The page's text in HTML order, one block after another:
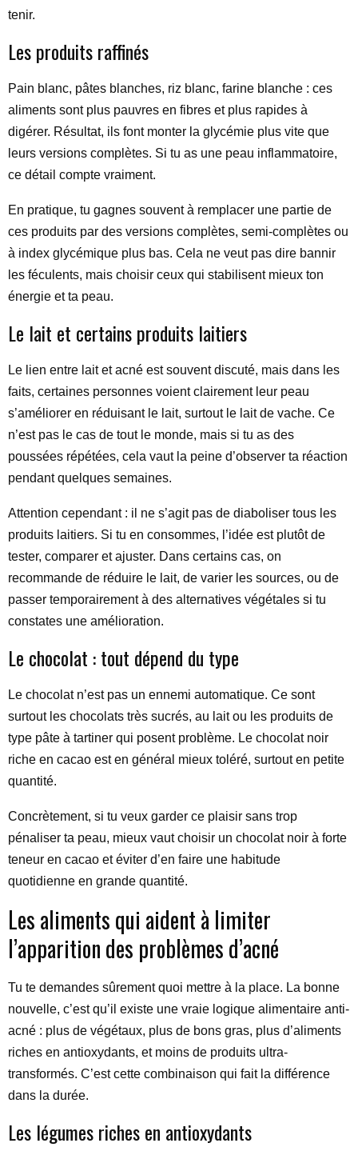
tenir.
Les produits raffinés
Pain blanc, pâtes blanches, riz blanc, farine blanche : ces
aliments sont plus pauvres en fibres et plus rapides à
digérer. Résultat, ils font monter la glycémie plus vite que
leurs versions complètes. Si tu as une peau inflammatoire,
ce détail compte vraiment.
En pratique, tu gagnes souvent à remplacer une partie de
ces produits par des versions complètes, semi-complètes ou
à index glycémique plus bas. Cela ne veut pas dire bannir
les féculents, mais choisir ceux qui stabilisent mieux ton
énergie et ta peau.
Le lait et certains produits laitiers
Le lien entre lait et acné est souvent discuté, mais dans les
faits, certaines personnes voient clairement leur peau
s’améliorer en réduisant le lait, surtout le lait de vache. Ce
n’est pas le cas de tout le monde, mais si tu as des
poussées répétées, cela vaut la peine d’observer ta réaction
pendant quelques semaines.
Attention cependant : il ne s’agit pas de diaboliser tous les
produits laitiers. Si tu en consommes, l’idée est plutôt de
tester, comparer et ajuster. Dans certains cas, on
recommande de réduire le lait, de varier les sources, ou de
passer temporairement à des alternatives végétales si tu
constates une amélioration.
Le chocolat : tout dépend du type
Le chocolat n’est pas un ennemi automatique. Ce sont
surtout les chocolats très sucrés, au lait ou les produits de
type pâte à tartiner qui posent problème. Le chocolat noir
riche en cacao est en général mieux toléré, surtout en petite
quantité.
Concrètement, si tu veux garder ce plaisir sans trop
pénaliser ta peau, mieux vaut choisir un chocolat noir à forte
teneur en cacao et éviter d’en faire une habitude
quotidienne en grande quantité.
Les aliments qui aident à limiter
l’apparition des problèmes d’acné
Tu te demandes sûrement quoi mettre à la place. La bonne
nouvelle, c’est qu’il existe une vraie logique alimentaire anti-
acné : plus de végétaux, plus de bons gras, plus d’aliments
riches en antioxydants, et moins de produits ultra-
transformés. C’est cette combinaison qui fait la différence
dans la durée.
Les légumes riches en antioxydants